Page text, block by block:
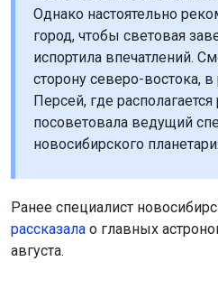
Ранее специалист
рассказалао главных
августа.
Автор: Екатерина Шамина
публикации автора